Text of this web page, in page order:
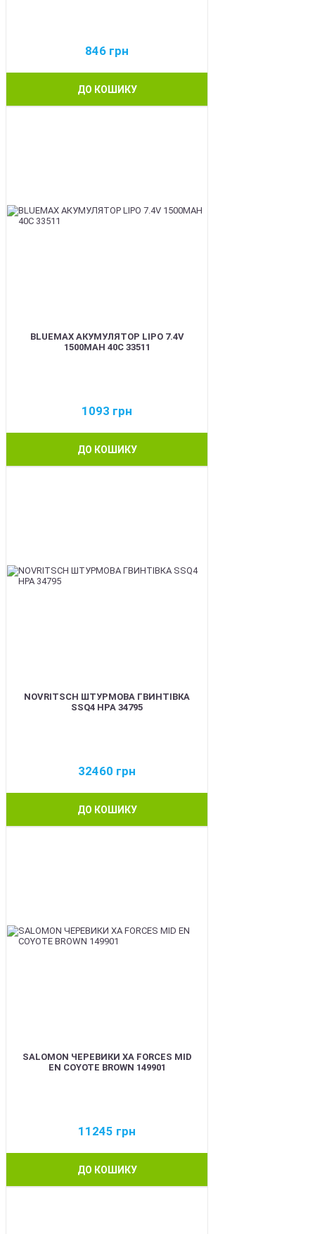
846 грн
ДО КОШИКУ
BLUEMAX АКУМУЛЯТОР LIPO 7.4V
1500MAH 40C 33511
1093 грн
ДО КОШИКУ
NOVRITSCH ШТУРМОВА ГВИНТІВКА
SSQ4 HPA 34795
32460 грн
ДО КОШИКУ
SALOMON ЧЕРЕВИКИ XA FORCES MID
EN COYOTE BROWN 149901
11245 грн
ДО КОШИКУ